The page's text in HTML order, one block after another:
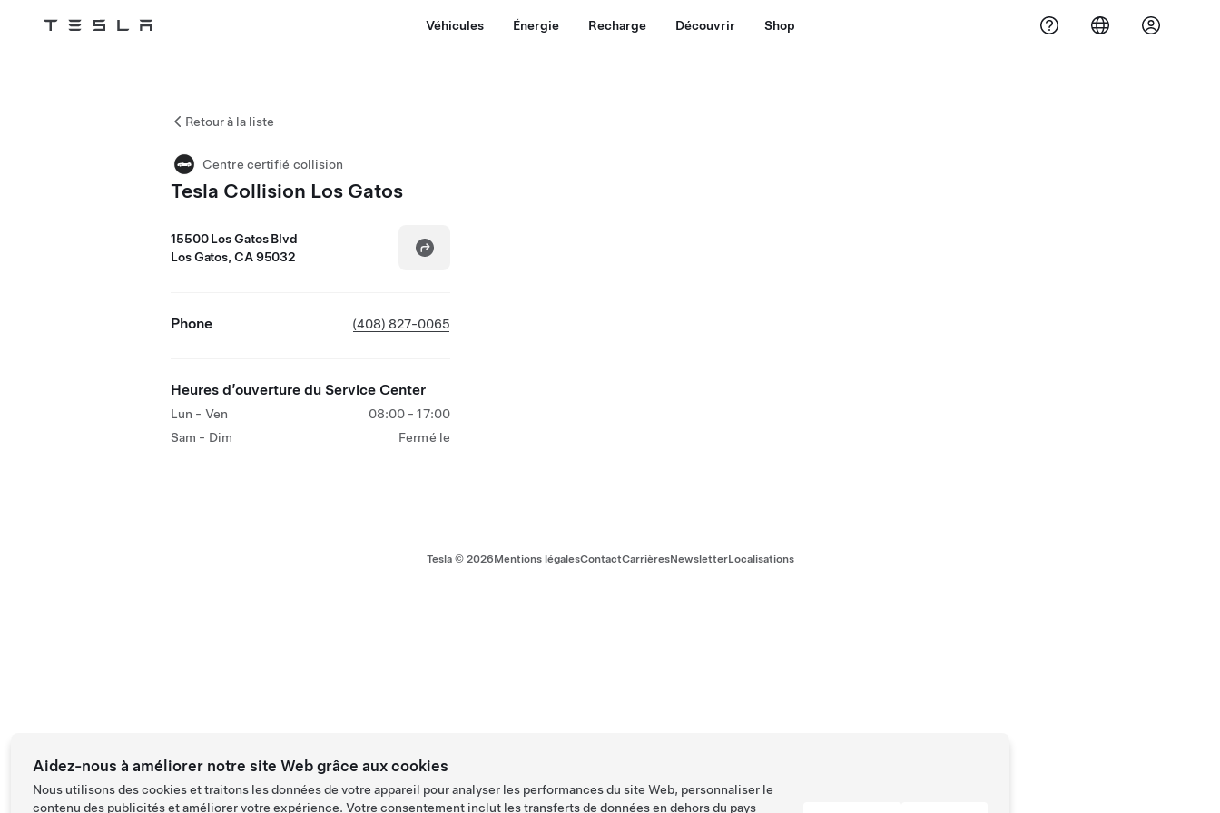
Tesla Véhicules Énergie Recharge Découvrir Shop
Retour à la liste
Centre certifié collision
Tesla Collision Los Gatos
15500 Los Gatos Blvd
Los Gatos, CA 95032
Phone (408) 827-0065
Heures d’ouverture du Service Center
Lun - Ven
08:00 - 17:00
Sam - Dim
Fermé le
Tesla © 2026Mentions légalesContactCarrièresNewsletterLocalisations
Aidez-nous à améliorer notre site Web grâce aux cookies
Nous utilisons des cookies et traitons les données de votre appareil pour analyser les performances du site Web, personnaliser le
contenu des publicités et améliorer votre expérience. Votre consentement inclut les transferts de données en dehors du pays